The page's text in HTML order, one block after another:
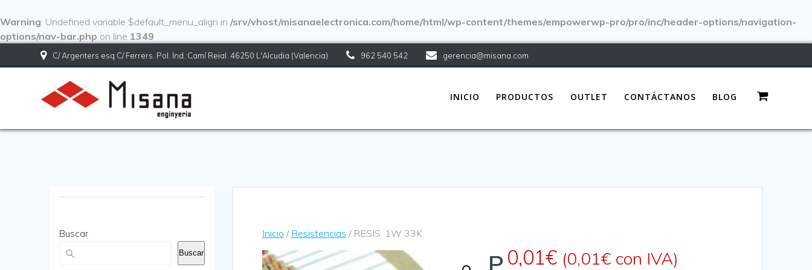
Warning: Undefined variable $default_menu_align in /srv/vhost/misanaelectronica.com/home/html/wp-content/themes/empowerwp-pro/pro/inc/header-options/navigation-
options/nav-bar.php on line 1349
C/ Argenters esq C/ Ferrers. Pol. Ind. Camí Reial. 46250 L'Alcudia (Valencia) 962 540 542 gerencia@misana.com
INICIO PRODUCTOS OUTLET CONTÁCTANOS BLOG
Buscar
Buscar
Inicio / Resistencias / RESIS. 1W 33K
0,01€ (0,01€ con IVA)